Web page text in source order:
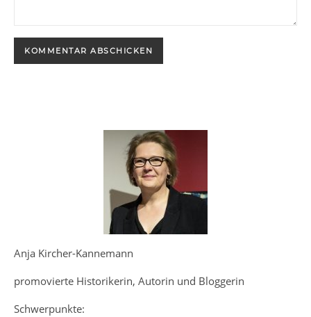
Anja Kircher-Kannemann
promovierte Historikerin, Autorin und Bloggerin
Schwerpunkte: